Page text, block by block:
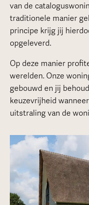
van de
traditionele manier
principe krijg jij
opgeleverd.
Op deze manier
werelden. Onze
gebouwd en jij
keuzevrijheid
uitstraling van de